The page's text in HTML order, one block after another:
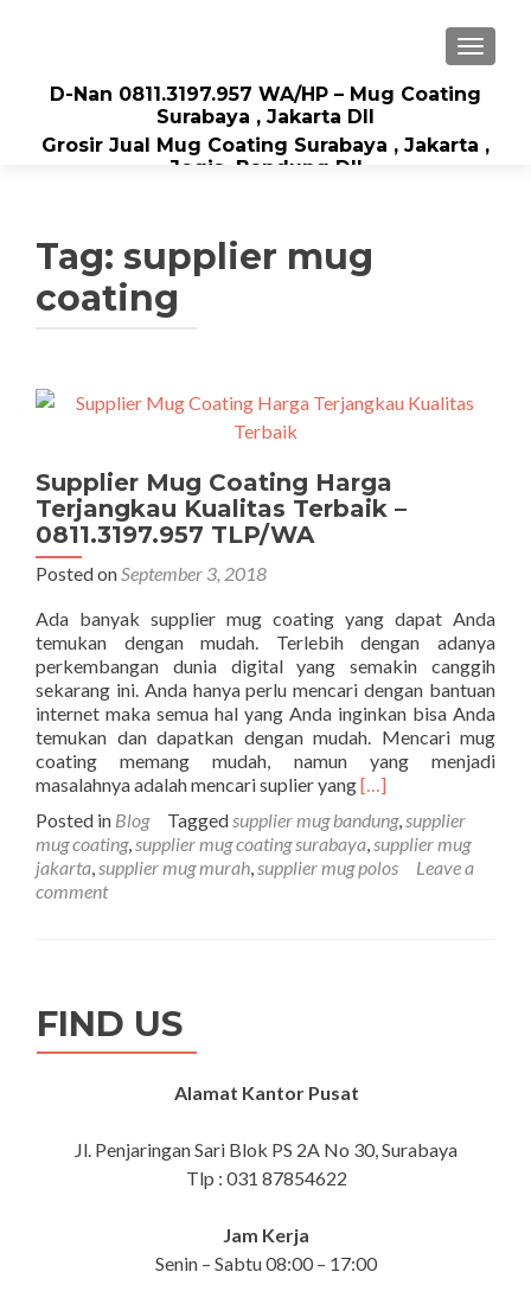
D-Nan 0811.3197.957 WA/HP – Mug Coating
Surabaya , Jakarta Dll
Grosir Jual Mug Coating Surabaya , Jakarta ,
Jogja, Bandung Dll
Tag: supplier mug
coating
Supplier Mug Coating Harga
Terjangkau Kualitas Terbaik –
0811.3197.957 TLP/WA
Posted onSeptember 3, 2018
Ada banyak supplier mug coating yang dapat Anda
temukan dengan mudah. Terlebih dengan adanya
perkembangan dunia digital yang semakin canggih
sekarang ini. Anda hanya perlu mencari dengan bantuan
internet maka semua hal yang Anda inginkan bisa Anda
temukan dan dapatkan dengan mudah. Mencari mug
coating memang mudah, namun yang menjadi
masalahnya adalah mencari suplier yangRead
about
Supplier
Mug
[…]
Posted in Blog Taggedsupplier mug bandung,supplier
mug coating,supplier mug coating surabaya,supplier mug
jakarta,supplier mug murah,supplier mug polos
Leave a
comment
FIND US
Alamat Kantor Pusat
Jl. Penjaringan Sari Blok PS 2A No 30, Surabaya
Tlp : 031 87854622
Jam Kerja
Senin – Sabtu 08:00 – 17:00